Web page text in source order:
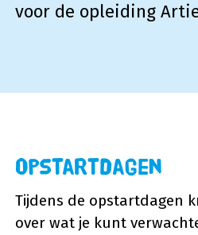
voor de opleiding
Opstartdagen
Tijdens de opstartdagen
over wat je kunt